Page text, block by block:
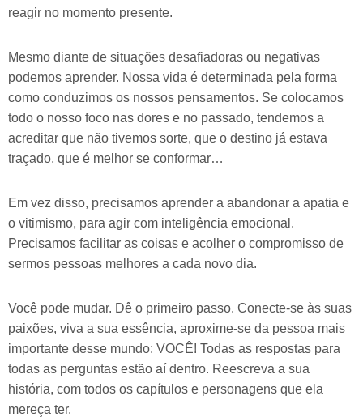
reagir no momento presente.
Mesmo diante de situações desafiadoras ou negativas
podemos aprender. Nossa vida é determinada pela forma
como conduzimos os nossos pensamentos. Se colocamos
todo o nosso foco nas dores e no passado, tendemos a
acreditar que não tivemos sorte, que o destino já estava
traçado, que é melhor se conformar…
Em vez disso, precisamos aprender a abandonar a apatia e
o vitimismo, para agir com inteligência emocional.
Precisamos facilitar as coisas e acolher o compromisso de
sermos pessoas melhores a cada novo dia.
Você pode mudar. Dê o primeiro passo. Conecte-se às suas
paixões, viva a sua essência, aproxime-se da pessoa mais
importante desse mundo: VOCÊ! Todas as respostas para
todas as perguntas estão aí dentro. Reescreva a sua
história, com todos os capítulos e personagens que ela
mereça ter.